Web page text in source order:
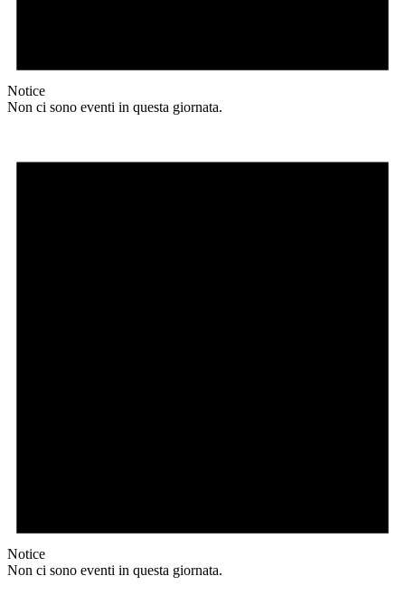
Notice
Non ci sono eventi in questa giornata.
Notice
Non ci sono eventi in questa giornata.